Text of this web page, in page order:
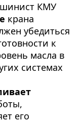
КМУ
крана
убедиться
к
масла в
системах
его